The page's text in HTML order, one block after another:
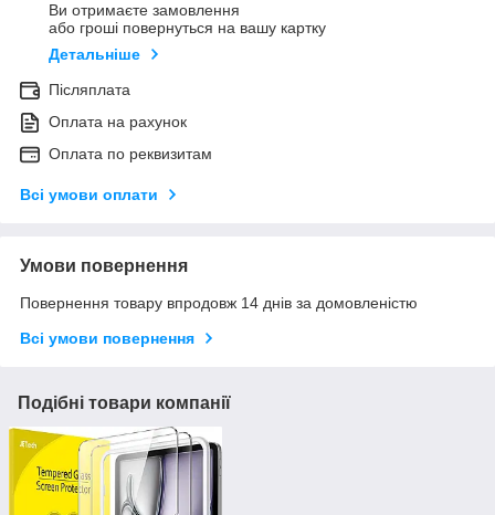
Ви отримаєте замовлення
або гроші повернуться на вашу картку
Детальніше
Післяплата
Оплата на рахунок
Оплата по реквизитам
Всі умови оплати
Умови повернення
Повернення товару впродовж 14 днів за домовленістю
Всі умови повернення
Подібні товари компанії